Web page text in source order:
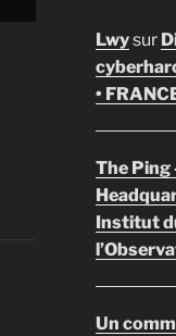
Lwysur
•
The Ping
Institut
Un